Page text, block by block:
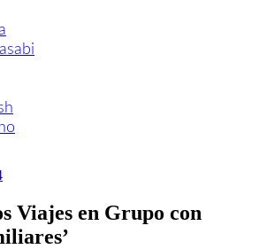
Viajes en Grupo con